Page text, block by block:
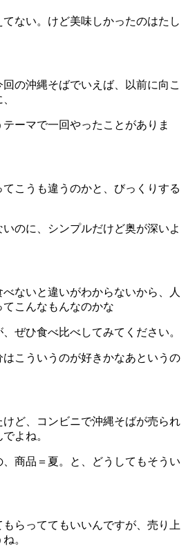
ない。けど美味しかったのはたし
の沖縄そばでいえば、以前に向こ
ーマで一回やったことがありま
こうも違うのかと、びっくりする
のに、シンプルだけど奥が深いよ
ないと違いがわからないから、人
こんなもんなのかな
ぜひ食べ比べしてみてください。
こういうのが好きかなあというの
ど、コンビニで沖縄そばが売られ
よね。
商品＝夏。と、どうしてもそうい
らっててもいいんですが、売り上
。